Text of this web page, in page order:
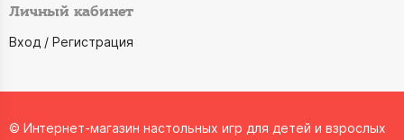
Личный кабинет
Вход / Регистрация
© Интернет-магазин настольных игр для детей и взрослых